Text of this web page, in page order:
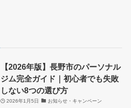
【2026年版】長野市のパーソナル
ジム完全ガイド｜初心者でも失敗
しない8つの選び方
2026年1月5日 お知らせ・キャンペーン